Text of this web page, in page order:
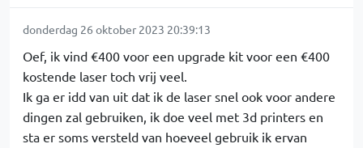
donderdag 26 oktober 2023 20:39:13
Oef, ik vind €400 voor een upgrade kit voor een €400
kostende laser toch vrij veel.
Ik ga er idd van uit dat ik de laser snel ook voor andere
dingen zal gebruiken, ik doe veel met 3d printers en
sta er soms versteld van hoeveel gebruik ik ervan